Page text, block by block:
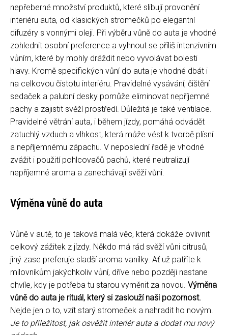
nepřeberné množství produktů, které slibují provonění
interiéru auta, od klasických stromečků po elegantní
difuzéry s vonnými oleji. Při výběru vůně do auta je vhodné
zohlednit osobní preference a vyhnout se příliš intenzivním
vůním, které by mohly dráždit nebo vyvolávat bolesti
hlavy. Kromě specifických vůní do auta je vhodné dbát i
na celkovou čistotu interiéru. Pravidelné vysávání, čištění
sedaček a palubní desky pomůže eliminovat nepříjemné
pachy a zajistit svěží prostředí. Důležitá je také ventilace.
Pravidelné větrání auta, i během jízdy, pomáhá odvádět
zatuchlý vzduch a vlhkost, která může vést k tvorbě plísní
a nepříjemnému zápachu. V neposlední řadě je vhodné
zvážit i použití pohlcovačů pachů, které neutralizují
nepříjemné aroma a zanechávají svěží vůni.
Výměna vůně do auta
Vůně v autě, to je taková malá věc, která dokáže ovlivnit
celkový zážitek z jízdy. Někdo má rád svěží vůni citrusů,
jiný zase preferuje sladší aroma vanilky. Ať už patříte k
milovníkům jakýchkoliv vůní, dříve nebo později nastane
chvíle, kdy je potřeba tu starou vyměnit za novou. Výměna
vůně do auta je rituál, který si zaslouží naši pozornost.
Nejde jen o to, vzít starý stromeček a nahradit ho novým.
Je to příležitost, jak osvěžit interiér auta a dodat mu nový